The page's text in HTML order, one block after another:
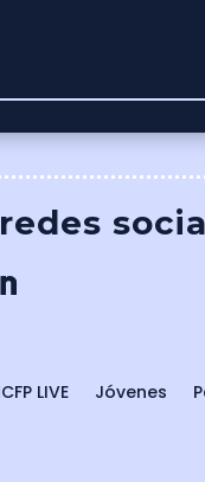
LIVE Jóvenes